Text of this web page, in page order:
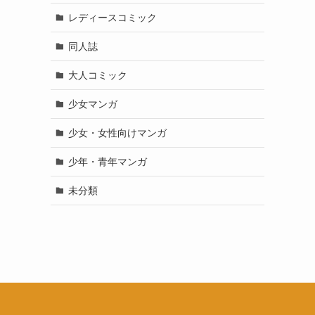
レディースコミック
同人誌
大人コミック
少女マンガ
少女・女性向けマンガ
少年・青年マンガ
未分類